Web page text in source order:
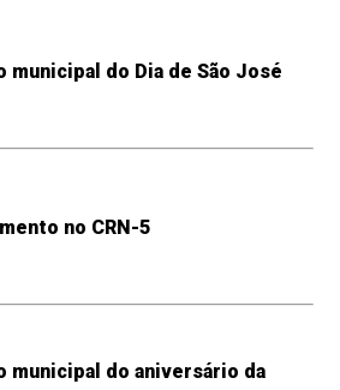
municipal do Dia de São José
no CRN-5
municipal do aniversário da